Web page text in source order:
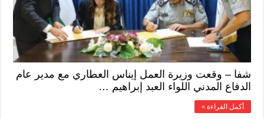
شفا – وقعت وزيرة العمل إيناس العطاري مع مدير عام
الدفاع المدني اللواء العبد إبراهيم …
أكمل القراءة »